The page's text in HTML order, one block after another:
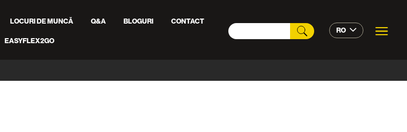
LOCURI DE MUNCĂ Q&A BLOGURI CONTACT
EASYFLEX2GO
RO